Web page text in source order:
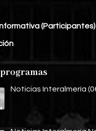
(Participantes)
Noticias Interalmería